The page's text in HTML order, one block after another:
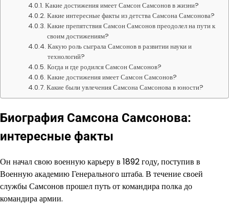
Какие достижения имеет Самсон Самсонов в жизни?
Какие интересные факты из детства Самсона Самсонова?
Какие препятствия Самсон Самсонов преодолел на пути к
своим достижениям?
Какую роль сыграла Самсонов в развитии науки и
технологий?
Когда и где родился Самсон Самсонов?
Какие достижения имеет Самсон Самсонов?
Какие были увлечения Самсона Самсонова в юности?
Биография Самсона Самсонова:
интересные факты
Он начал свою военную карьеру в 1892 году, поступив в
Военную академию Генерального штаба. В течение своей
службы Самсонов прошел путь от командира полка до
командира армии.